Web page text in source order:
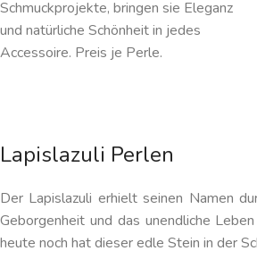
Schmuckprojekte, bringen sie Eleganz
und natürliche Schönheit in jedes
Accessoire. Preis je Perle.
Lapislazuli Perlen
Der Lapislazuli erhielt seinen Namen
Geborgenheit und das unendliche
heute noch hat dieser edle Stein in der